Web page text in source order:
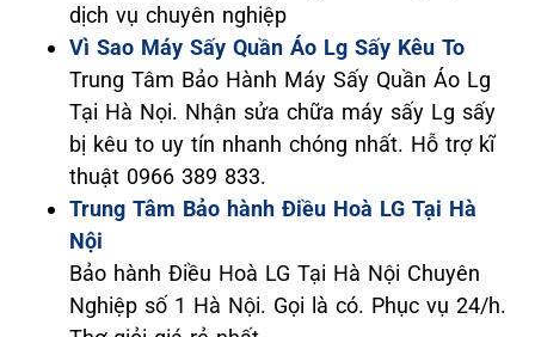
dịch vụ chuyên nghiệp
Vì Sao Máy Sấy Quần Áo Lg Sấy Kêu To
Trung Tâm Bảo Hành Máy Sấy Quần Áo Lg
Tại Hà Nọi. Nhận sửa chữa máy sấy Lg sấy
bị kêu to uy tín nhanh chóng nhất. Hỗ trợ kĩ
thuật 0966 389 833.
Trung Tâm Bảo hành Điều Hoà LG Tại Hà
Nội
Bảo hành Điều Hoà LG Tại Hà Nội Chuyên
Nghiệp số 1 Hà Nội. Gọi là có. Phục vụ 24/h.